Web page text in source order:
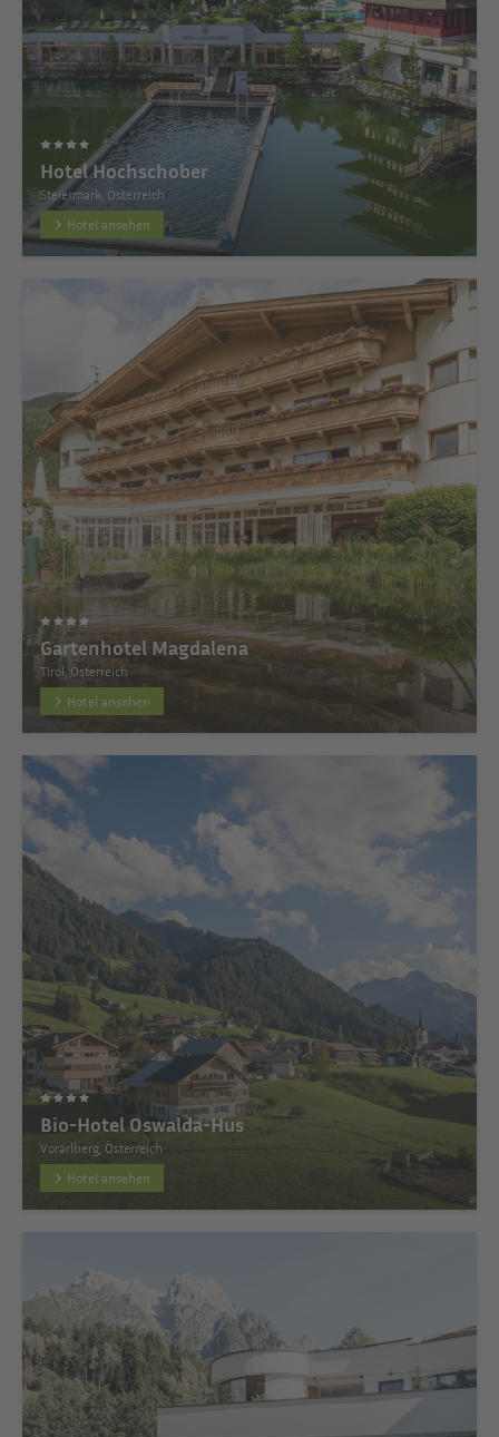
Hotel Hochschober
Steiermark, Österreich
Hotel ansehen
Gartenhotel Magdalena
Tirol, Österreich
Hotel ansehen
Bio-Hotel Oswalda-Hus
Vorarlberg, Österreich
Hotel ansehen